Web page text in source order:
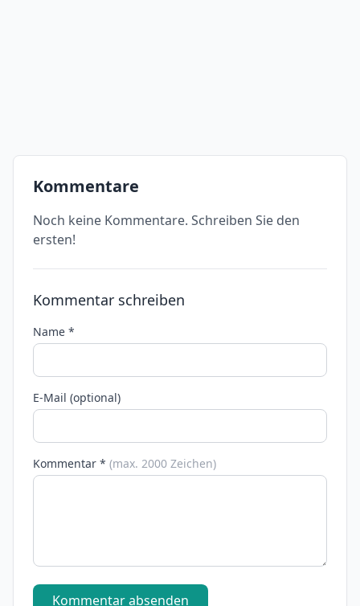
Kommentare
Noch keine Kommentare. Schreiben Sie den
ersten!
Kommentar schreiben
Name *
E-Mail (optional)
Kommentar * (max. 2000 Zeichen)
Kommentar absenden